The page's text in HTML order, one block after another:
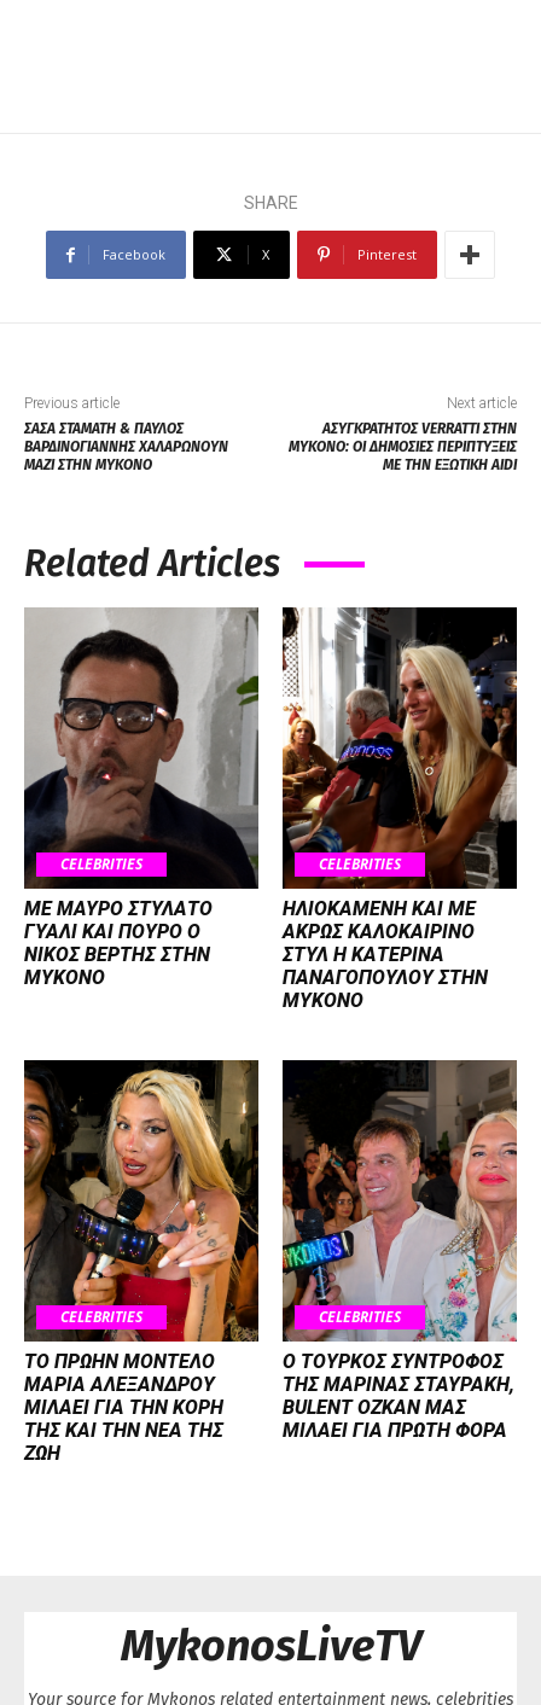
SHARE
Facebook X Pinterest
Previous article
ΣΑΣΑ ΣΤΑΜΑΤΗ & ΠΑΥΛΟΣ
ΒΑΡΔΙΝΟΓΙΑΝΝΗΣ ΧΑΛΑΡΩΝΟΥΝ
ΜΑΖΙ ΣΤΗΝ ΜΥΚΟΝΟ
Next article
ΑΣΥΓΚΡΑΤΗΤΟΣ VERRATTI ΣΤΗΝ
ΜΥΚΟΝΟ: ΟΙ ΔΗΜΟΣΙΕΣ ΠΕΡΙΠΤΥΞΕΙΣ
ΜΕ ΤΗΝ ΕΞΩΤΙΚΗ AIDI
Related Articles
CELEBRITIES
ΜΕ ΜΑΥΡΟ ΣΤΥΛΑΤΟ
ΓΥΑΛΙ ΚΑΙ ΠΟΥΡΟ Ο
ΝΙΚΟΣ ΒΕΡΤΗΣ ΣΤΗΝ
ΜΥΚΟΝΟ
CELEBRITIES
ΗΛΙΟΚΑΜΕΝΗ ΚΑΙ ΜΕ
ΑΚΡΩΣ ΚΑΛΟΚΑΙΡΙΝΟ
ΣΤΥΛ Η ΚΑΤΕΡΙΝΑ
ΠΑΝΑΓΟΠΟΥΛΟΥ ΣΤΗΝ
ΜΥΚΟΝΟ
CELEBRITIES
ΤΟ ΠΡΩΗΝ ΜΟΝΤΕΛΟ
ΜΑΡΙΑ ΑΛΕΞΑΝΔΡΟΥ
ΜΙΛΑΕΙ ΓΙΑ ΤΗΝ ΚΟΡΗ
ΤΗΣ ΚΑΙ ΤΗΝ ΝΕΑ ΤΗΣ
ΖΩΗ
CELEBRITIES
Ο ΤΟΥΡΚΟΣ ΣΥΝΤΡΟΦΟΣ
ΤΗΣ ΜΑΡΙΝΑΣ ΣΤΑΥΡΑΚΗ,
BULENT OZKAN ΜΑΣ
ΜΙΛΑΕΙ ΓΙΑ ΠΡΩΤΗ ΦΟΡΑ
MykonosLiveTV
Your source for Mykonos related entertainment news, celebrities